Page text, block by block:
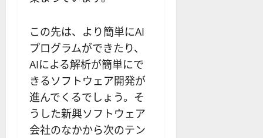
この先は、より簡単にAI
プログラムができたり、
AIによる解析が簡単にで
きるソフトウェア開発が
進んでくるでしょう。そ
うした新興ソフトウェア
会社のなかから次のテン